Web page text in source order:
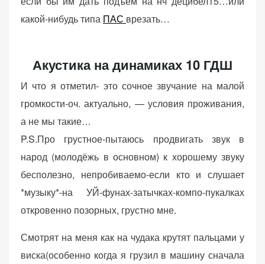
какой-нибудь типа ПАС врезать…
Акустика на динамиках 10 ГДШ
И что я отметил- это сочное звучание на малой
громкости-оч. актуально, — условия проживания,
а не мы такие…
P.S.Про грустное-пытаюсь продвигать звук в
народ (молодёжь в основном) к хорошему звуку
бесполезно, непробиваемо-если кто и слушает
*музыку*-на УЙ-фунах-затычках-компо-пукалках
откровенно позорных, грустно мне.
Смотрят на меня как на чудака крутят пальцами у
виска(особенно когда я грузил в машину сначала